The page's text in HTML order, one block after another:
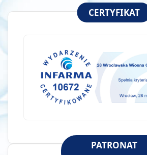
CERTYFIKAT
PATRONAT